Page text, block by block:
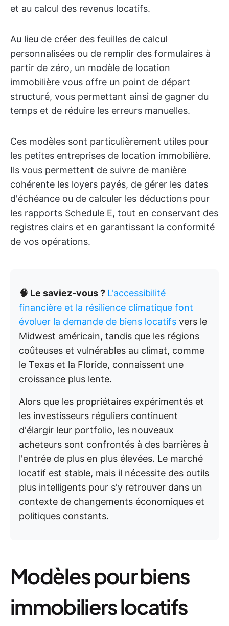
et au calcul des revenus locatifs.
Au lieu de créer des feuilles de calcul
personnalisées ou de remplir des formulaires à
partir de zéro, un modèle de location
immobilière vous offre un point de départ
structuré, vous permettant ainsi de gagner du
temps et de réduire les erreurs manuelles.
Ces modèles sont particulièrement utiles pour
les petites entreprises de location immobilière.
Ils vous permettent de suivre de manière
cohérente les loyers payés, de gérer les dates
d'échéance ou de calculer les déductions pour
les rapports Schedule E, tout en conservant des
registres clairs et en garantissant la conformité
de vos opérations.
🧠 Le saviez-vous ? L'accessibilité
financière et la résilience climatique font
évoluer la demande de biens locatifs vers le
Midwest américain, tandis que les régions
coûteuses et vulnérables au climat, comme
le Texas et la Floride, connaissent une
croissance plus lente.
Alors que les propriétaires expérimentés et
les investisseurs réguliers continuent
d'élargir leur portfolio, les nouveaux
acheteurs sont confrontés à des barrières à
l'entrée de plus en plus élevées. Le marché
locatif est stable, mais il nécessite des outils
plus intelligents pour s'y retrouver dans un
contexte de changements économiques et
politiques constants.
Modèles pour biens
immobiliers locatifs